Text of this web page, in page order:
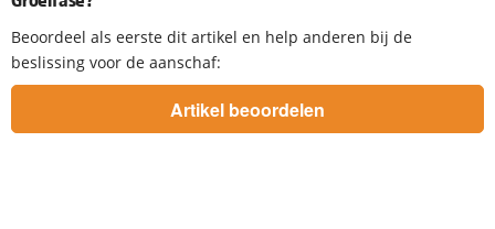
Beoordeel als eerste dit artikel en help anderen bij de
beslissing voor de aanschaf: